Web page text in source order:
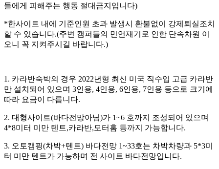
들에게 피해주는 행동 절대금지입니다)
*한사이트 내에 기준인원 초과 발생시 환불없이 강제퇴실조치
할 수 있습니다.(주변 캠퍼들의 민언재기로 인한 단속차원 이
오니 꼭 지켜주시길 바랍니다.)
1. 카라반숙박의 경우 2022년형 최신 미국 직수입 고급 카라반
만 설치되어 있으며 3인용, 4인용, 6인용, 7인용 등으로 크기에
따라 요금이 다릅니다.
2. 대형사이트(바다전망아님)가 1~6 호까지 조성되어 있으며
4*8미터 미만 텐트,카라반,모터홈 등까지 가능합니다.
3. 오토캠핑(차박+텐트) 바다전망 1~33호는 차박차량과 5*3미
터 미만 텐트가 가능하며 전 사이트 바다전망입니다.